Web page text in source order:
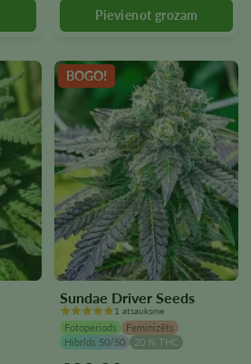
produkta
lapā
BOGO!
Sundae Driver Seeds
1 atsauksme
Fotoperiods
Feminizēts
Hibrīds 50/50
20 % THC